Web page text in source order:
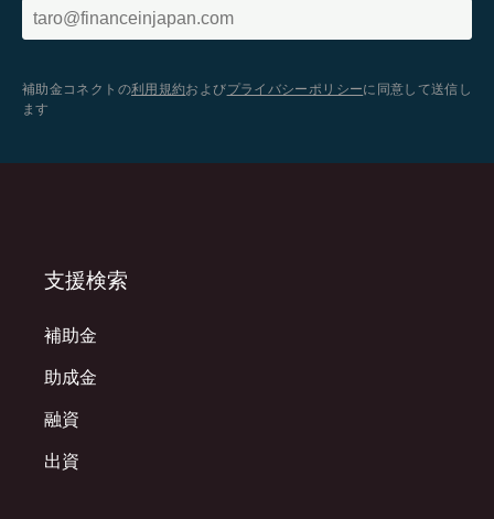
補助金コネクトの利用規約およびプライバシーポリシーに同意して送信し
ます
支援検索
補助金
助成金
融資
出資